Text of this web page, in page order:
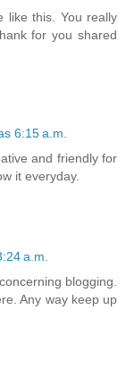
like this. You really
for you shared
6:15 a.m.
and friendly for
it everyday.
a.m.
blogging.
Any way keep up